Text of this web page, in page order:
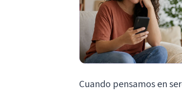
Cuando pensamos en